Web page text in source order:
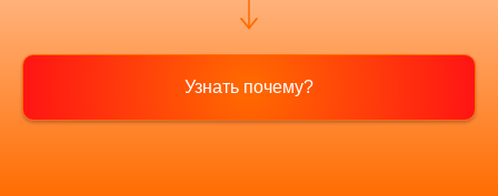
Узнать почему?